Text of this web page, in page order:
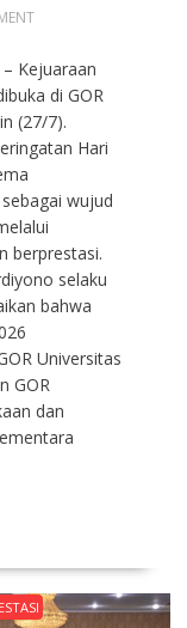
– Kejuaraan
di GOR
(27/7).
Hari
wujud
berprestasi.
selaku
bahwa
Universitas
GOR
dan